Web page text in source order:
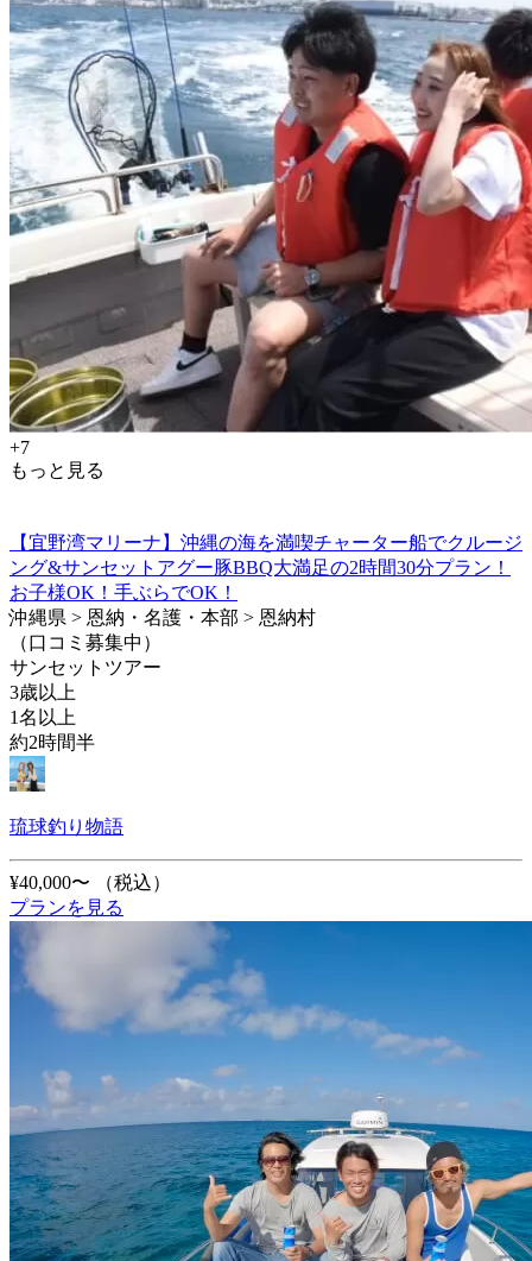
+7
もっと見る
【宜野湾マリーナ】沖縄の海を満喫チャーター船でクルージ
ング&サンセットアグー豚BBQ大満足の2時間30分プラン！
お子様OK！手ぶらでOK！
沖縄県 > 恩納・名護・本部 > 恩納村
（口コミ募集中）
サンセットツアー
3歳以上
1名以上
約2時間半
琉球釣り物語
¥40,000〜
（税込）
プランを見る